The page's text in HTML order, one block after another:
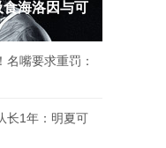
海洛因与可
嘴要求重罚：
长1年：明夏可